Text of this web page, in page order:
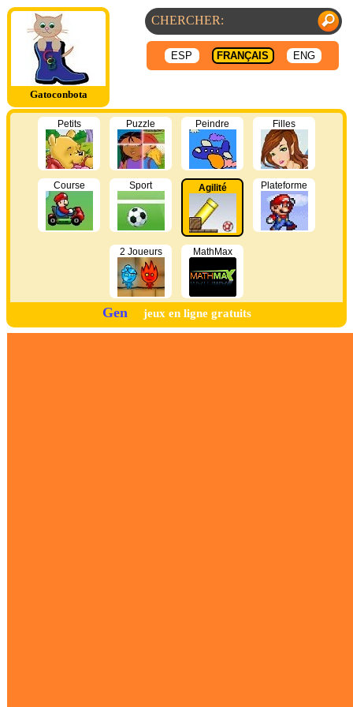
Gatoconbota
ESP FRANÇAIS ENG
Petits Puzzle Peindre Filles
Course Sport Agilité Plateforme
2 Joueurs MathMax
Gen jeux en ligne gratuits